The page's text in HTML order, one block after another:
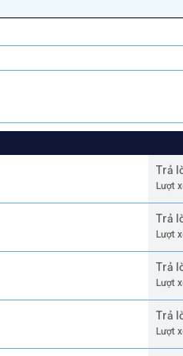
Trả
Lượt
Trả
Lượt
Trả
Lượt
Trả
Lượt